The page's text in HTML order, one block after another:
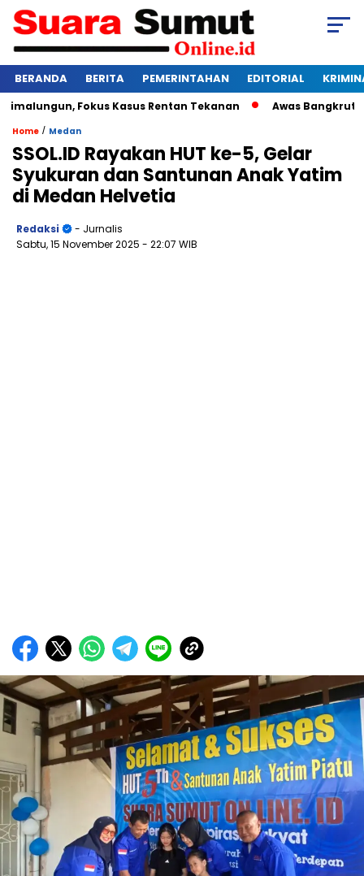
BERANDA BERITA PEMERINTAHAN EDITORIAL
Kasus Rentan Tekanan Awas Bangkrut! Kebun Mayang
Home / Medan
SSOL.ID Rayakan HUT ke-5, Gelar
Syukuran dan Santunan Anak Yatim
di Medan Helvetia
Redaksi
- Jurnalis
Sabtu, 15 November 2025 - 22:07 WIB